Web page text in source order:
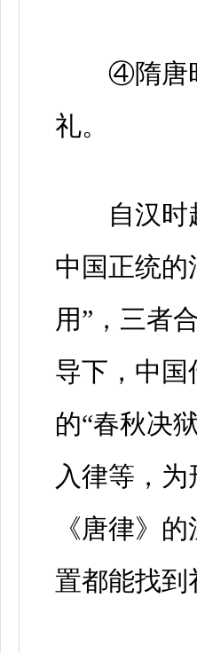
④隋唐时
礼。
自汉时起
中国正统的
用”，三者
导下，中
的“春秋决
入律等，
《唐律》
置都能找